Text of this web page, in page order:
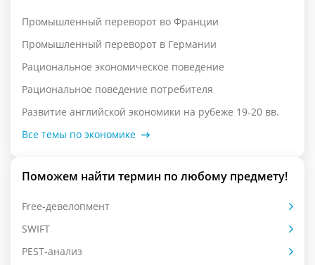
Промышленный переворот во Франции
Промышленный переворот в Германии
Рациональное экономическое поведение
Рациональное поведение потребителя
Развитие английской экономики на рубеже 19-20 вв.
Все темы по экономике
Поможем найти термин по любому предмету!
Free-девелопмент
SWIFT
PEST-анализ